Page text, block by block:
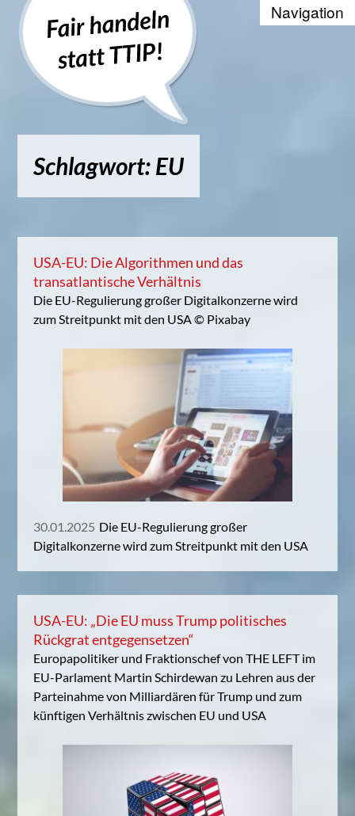
Recherche
Positionen
Die WTO und der Welthandel
Kontakt
Kampagnenbanner zum
Datenschutzerklärung
Schlagwort: EU
USA-EU: Die Algorithmen und das
transatlantische Verhältnis
Die EU-Regulierung großer Digitalkonzerne wird
zum Streitpunkt mit den USA © Pixabay
30.01.2025 Die EU-Regulierung großer
Digitalkonzerne wird zum Streitpunkt mit den USA
USA-EU: „Die EU muss Trump politisches
Rückgrat entgegensetzen“
Europapolitiker und Fraktionschef von THE LEFT im
EU-Parlament Martin Schirdewan zu Lehren aus der
Parteinahme von Milliardären für Trump und zum
künftigen Verhältnis zwischen EU und USA